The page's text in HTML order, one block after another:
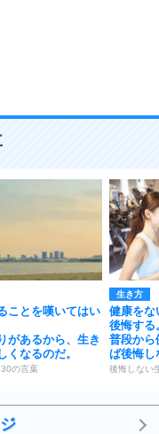
ことを嘆いてはい
があるから、生き
くなるのだ。
の言葉
生き方
健康をな
後悔する
普段から
ば後悔し
後悔しない